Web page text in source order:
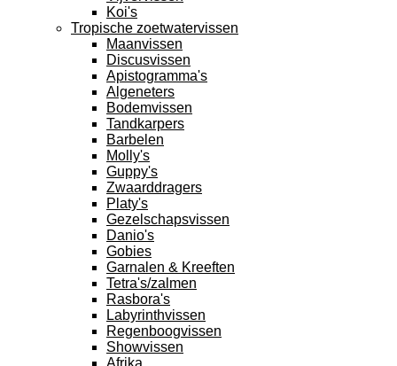
Koi's
Tropische zoetwatervissen
Maanvissen
Discusvissen
Apistogramma's
Algeneters
Bodemvissen
Tandkarpers
Barbelen
Molly's
Guppy's
Zwaarddragers
Platy's
Gezelschapsvissen
Danio's
Gobies
Garnalen & Kreeften
Tetra's/zalmen
Rasbora's
Labyrinthvissen
Regenboogvissen
Showvissen
Afrika